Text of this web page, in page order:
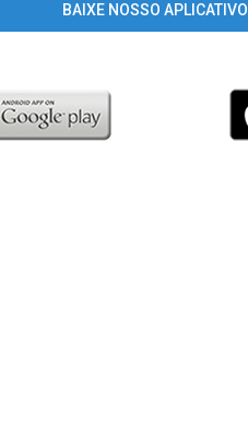
BAIXE NOSSO APLICATIVO